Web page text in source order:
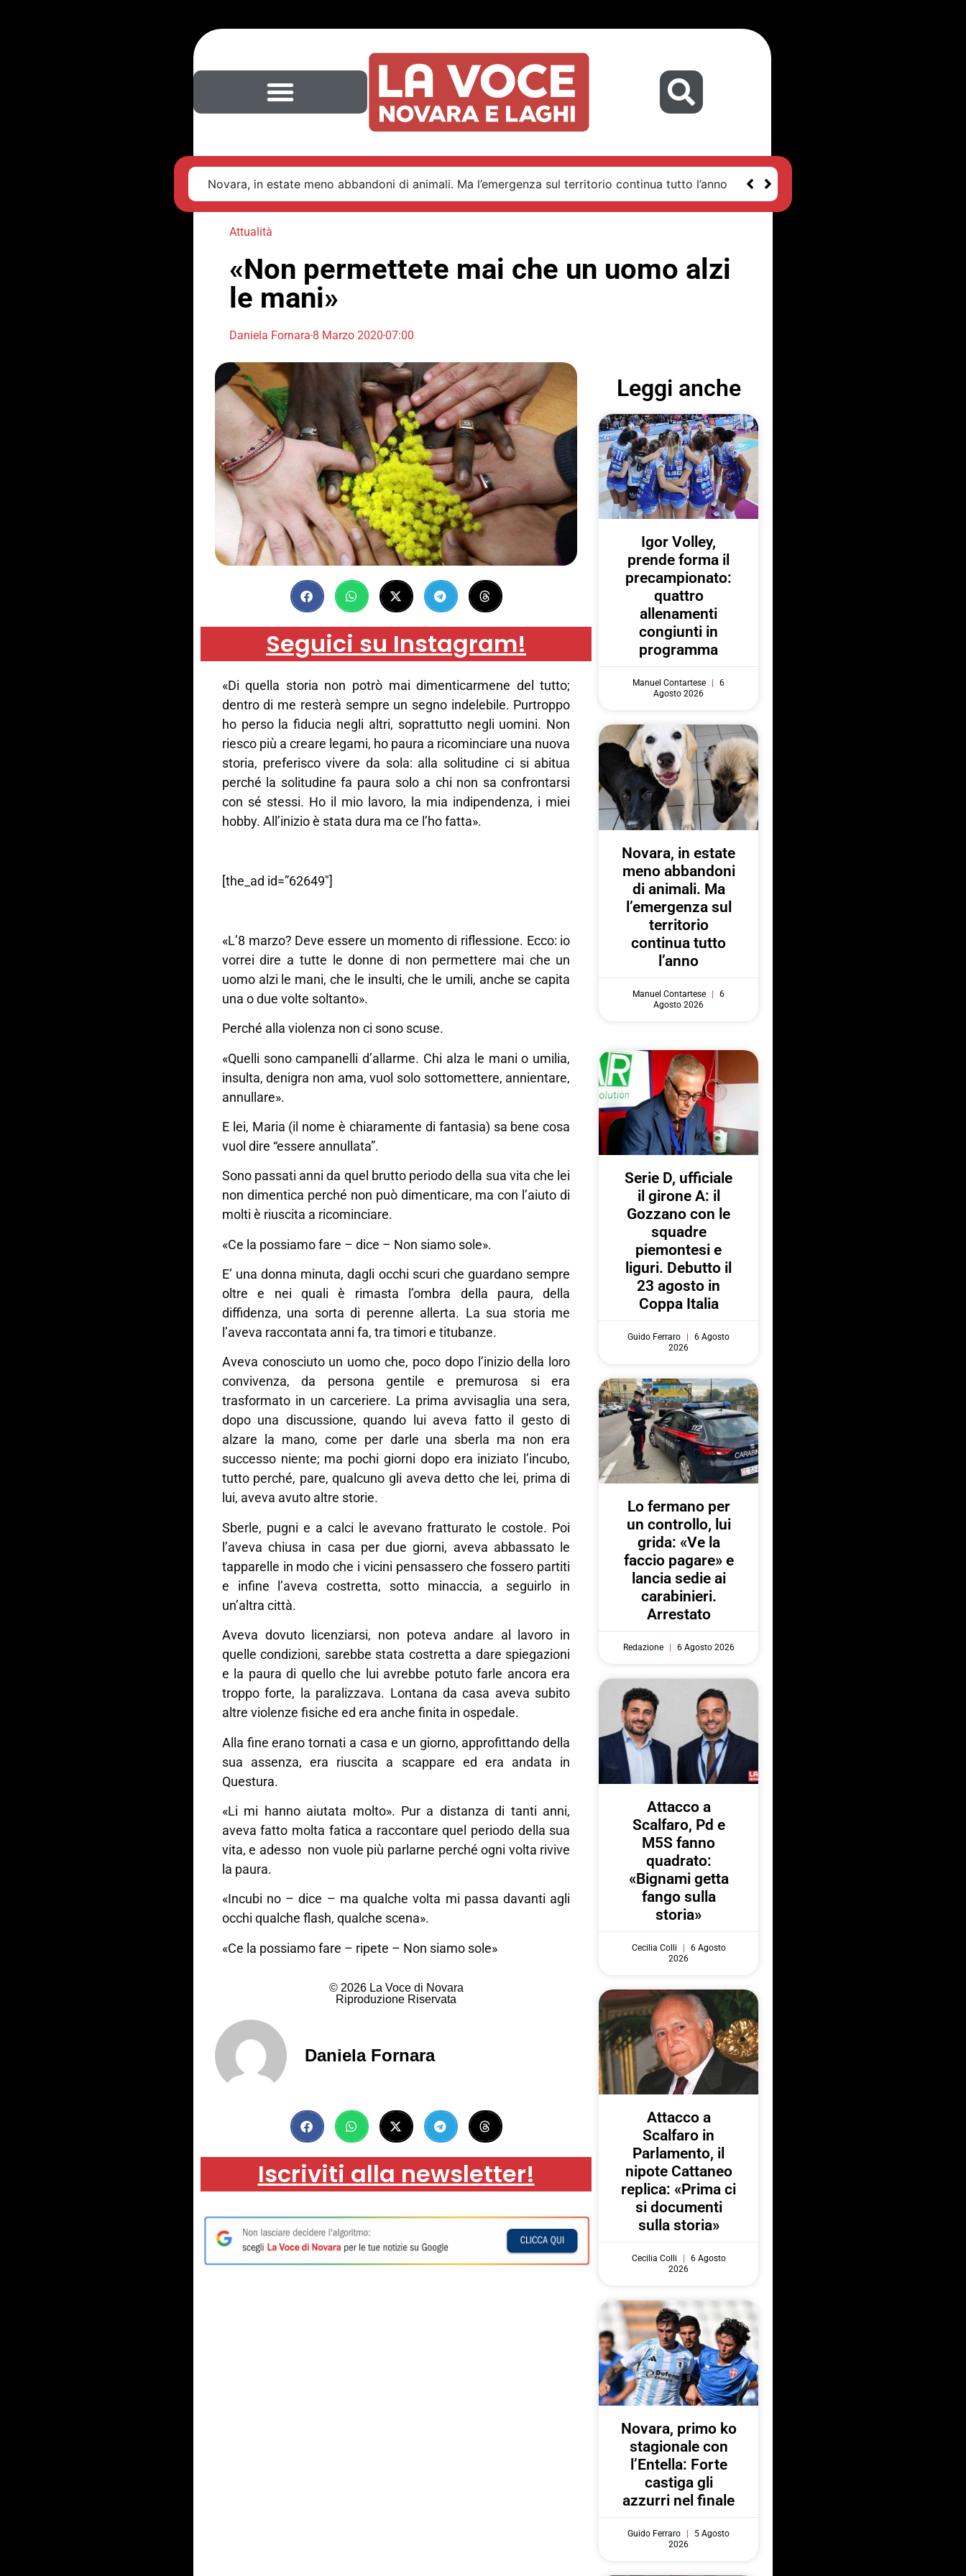
Novara, in estate meno abbandoni di animali. Ma l’emergenza sul territorio continua tutto l’anno
Attualità
«Non permettete mai che un uomo alzi
le mani»
Daniela Fornara8 Marzo 202007:00
Seguici su Instagram!
«Di quella storia non potrò mai dimenticarmene del tutto;
dentro di me resterà sempre un segno indelebile. Purtroppo
ho perso la fiducia negli altri, soprattutto negli uomini. Non
riesco più a creare legami, ho paura a ricominciare una nuova
storia, preferisco vivere da sola: alla solitudine ci si abitua
perché la solitudine fa paura solo a chi non sa confrontarsi
con sé stessi. Ho il mio lavoro, la mia indipendenza, i miei
hobby. All’inizio è stata dura ma ce l’ho fatta».
[the_ad id=”62649″]
«L’8 marzo? Deve essere un momento di riflessione. Ecco: io
vorrei dire a tutte le donne di non permettere mai che un
uomo alzi le mani, che le insulti, che le umili, anche se capita
una o due volte soltanto».
Perché alla violenza non ci sono scuse.
«Quelli sono campanelli d’allarme. Chi alza le mani o umilia,
insulta, denigra non ama, vuol solo sottomettere, annientare,
annullare».
E lei, Maria (il nome è chiaramente di fantasia) sa bene cosa
vuol dire “essere annullata”.
Sono passati anni da quel brutto periodo della sua vita che lei
non dimentica perché non può dimenticare, ma con l’aiuto di
molti è riuscita a ricominciare.
«Ce la possiamo fare – dice – Non siamo sole».
E’ una donna minuta, dagli occhi scuri che guardano sempre
oltre e nei quali è rimasta l’ombra della paura, della
diffidenza, una sorta di perenne allerta. La sua storia me
l’aveva raccontata anni fa, tra timori e titubanze.
Aveva conosciuto un uomo che, poco dopo l’inizio della loro
convivenza, da persona gentile e premurosa si era
trasformato in un carceriere. La prima avvisaglia una sera,
dopo una discussione, quando lui aveva fatto il gesto di
alzare la mano, come per darle una sberla ma non era
successo niente; ma pochi giorni dopo era iniziato l’incubo,
tutto perché, pare, qualcuno gli aveva detto che lei, prima di
lui, aveva avuto altre storie.
Sberle, pugni e a calci le avevano fratturato le costole. Poi
l’aveva chiusa in casa per due giorni, aveva abbassato le
tapparelle in modo che i vicini pensassero che fossero partiti
e infine l’aveva costretta, sotto minaccia, a seguirlo in
un’altra città.
Aveva dovuto licenziarsi, non poteva andare al lavoro in
quelle condizioni, sarebbe stata costretta a dare spiegazioni
e la paura di quello che lui avrebbe potuto farle ancora era
troppo forte, la paralizzava. Lontana da casa aveva subito
altre violenze fisiche ed era anche finita in ospedale.
Alla fine erano tornati a casa e un giorno, approfittando della
sua assenza, era riuscita a scappare ed era andata in
Questura.
«Li mi hanno aiutata molto». Pur a distanza di tanti anni,
aveva fatto molta fatica a raccontare quel periodo della sua
vita, e adesso non vuole più parlarne perché ogni volta rivive
la paura.
«Incubi no – dice – ma qualche volta mi passa davanti agli
occhi qualche flash, qualche scena».
«Ce la possiamo fare – ripete – Non siamo sole»
© 2026 La Voce di Novara
Riproduzione Riservata
Daniela Fornara
Iscriviti alla newsletter!
Leggi anche
Igor Volley,
prende forma il
precampionato:
quattro
allenamenti
congiunti in
programma
Manuel Contartese
6
Agosto 2026
Novara, in estate
meno abbandoni
di animali. Ma
l’emergenza sul
territorio
continua tutto
l’anno
Manuel Contartese
6
Agosto 2026
Serie D, ufficiale
il girone A: il
Gozzano con le
squadre
piemontesi e
liguri. Debutto il
23 agosto in
Coppa Italia
Guido Ferraro
6 Agosto
2026
Lo fermano per
un controllo, lui
grida: «Ve la
faccio pagare» e
lancia sedie ai
carabinieri.
Arrestato
Redazione 6 Agosto 2026
Attacco a
Scalfaro, Pd e
M5S fanno
quadrato:
«Bignami getta
fango sulla
storia»
Cecilia Colli
6 Agosto
2026
Attacco a
Scalfaro in
Parlamento, il
nipote Cattaneo
replica: «Prima ci
si documenti
sulla storia»
Cecilia Colli
6 Agosto
2026
Novara, primo ko
stagionale con
l’Entella: Forte
castiga gli
azzurri nel finale
Guido Ferraro
5 Agosto
2026